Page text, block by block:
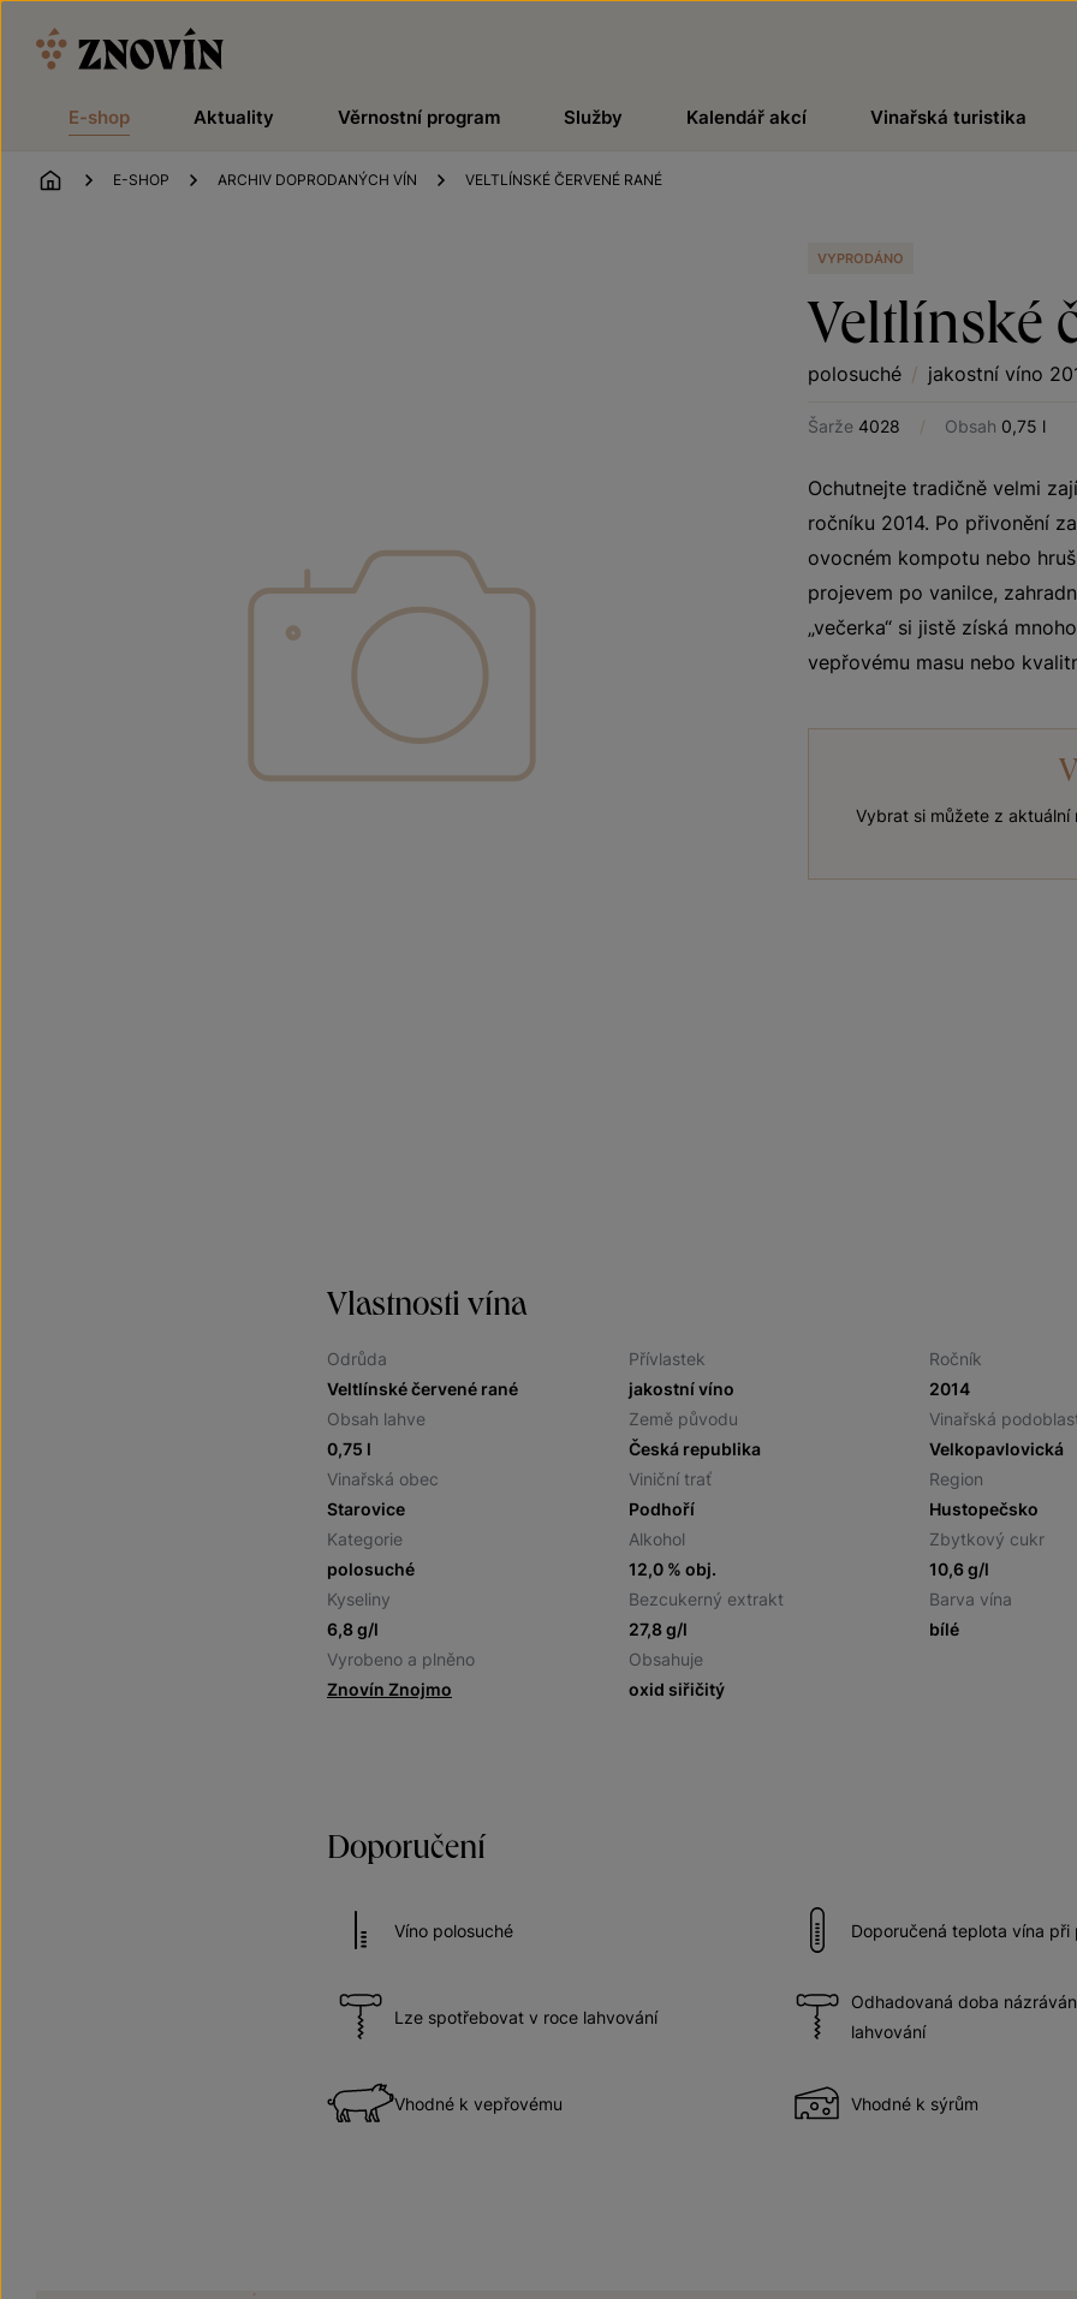
E-shop Aktuality Věrnostní program Služby Kalendář akcí Vinařská turistika
ÚVOD
E-SHOP ARCHIV DOPRODANÝCH VÍN VELTLÍNSKÉ ČERVENÉ RANÉ
VYPRODÁNO
Veltlínské
polosuché / jakostní víno
Šarže 4028 / Obsah 0,75 l
Ochutnejte tradičně velmi
ročníku 2014. Po přivonění
ovocném kompotu nebo
projevem po vanilce,
„večerka“ si jistě získá
vepřovému masu nebo
Vybrat si můžete z
Vlastnosti vína
Odrůda
Veltlínské červené rané
Přívlastek
jakostní víno
Ročník
2014
Obsah lahve
0,75 l
Země původu
Česká republika
Vinařská
Velkopavlovická
Vinařská obec
Starovice
Viniční trať
Podhoří
Region
Hustopečsko
Kategorie
polosuché
Alkohol
12,0 % obj.
Zbytkový cukr
10,6 g/l
Kyseliny
6,8 g/l
Bezcukerný extrakt
27,8 g/l
Barva vína
bílé
Vyrobeno a plněno
Znovín Znojmo
Obsahuje
oxid siřičitý
Doporučení
Víno polosuché Doporučená teplota vína při
Lze spotřebovat v roce lahvování
Odhadovaná doba
lahvování
Vhodné k vepřovému Vhodné k sýrům